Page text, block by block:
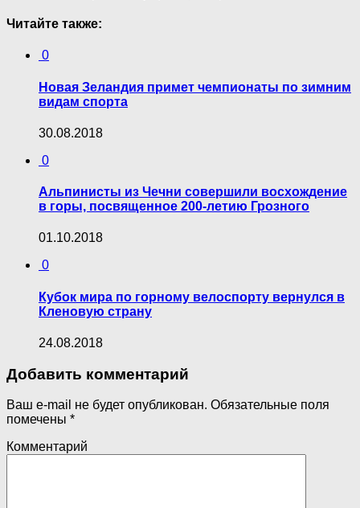
Читайте также:
0
Новая Зеландия примет чемпионаты по зимним
видам спорта
30.08.2018
0
Альпинисты из Чечни совершили восхождение
в горы, посвященное 200-летию Грозного
01.10.2018
0
Кубок мира по горному велоспорту вернулся в
Кленовую страну
24.08.2018
Добавить комментарий
Ваш e-mail не будет опубликован. Обязательные поля
помечены *
Комментарий